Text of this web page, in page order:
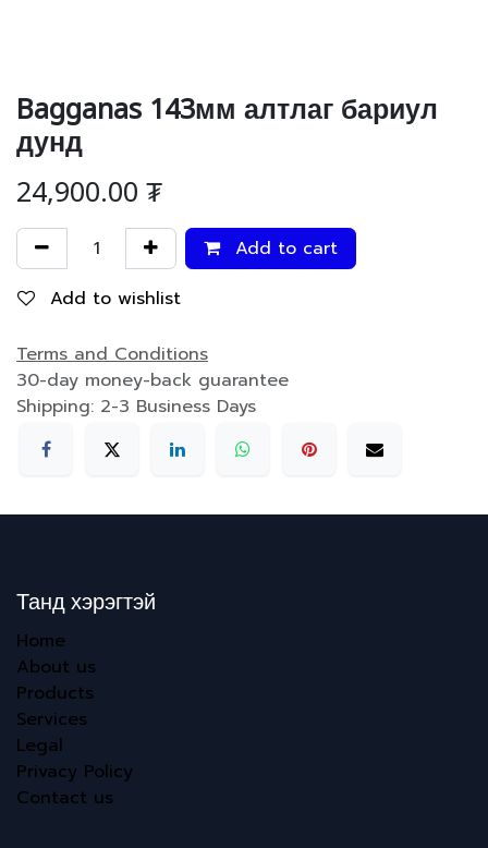
Bagganas 143мм алтлаг бариул
дунд
24,900.00₮
Add to cart
Add to wishlist
Terms and Conditions
30-day money-back guarantee
Shipping: 2-3 Business Days
Танд хэрэгтэй
Home
About us
Products
Services
Legal
Privacy Policy
Contact us